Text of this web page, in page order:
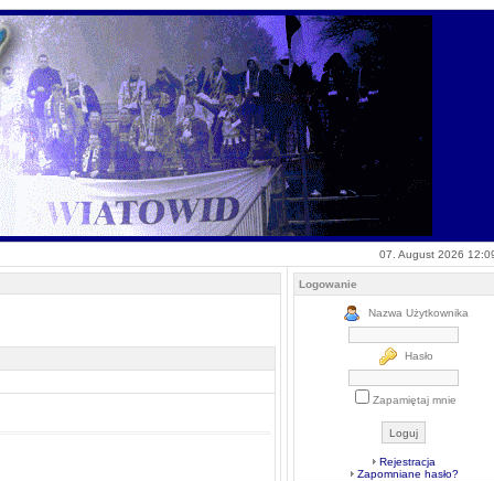
07. August 2026
Logowanie
Nazwa Użytkownika
Hasło
Zapamiętaj mnie
Rejestracja
Zapomniane hasło?